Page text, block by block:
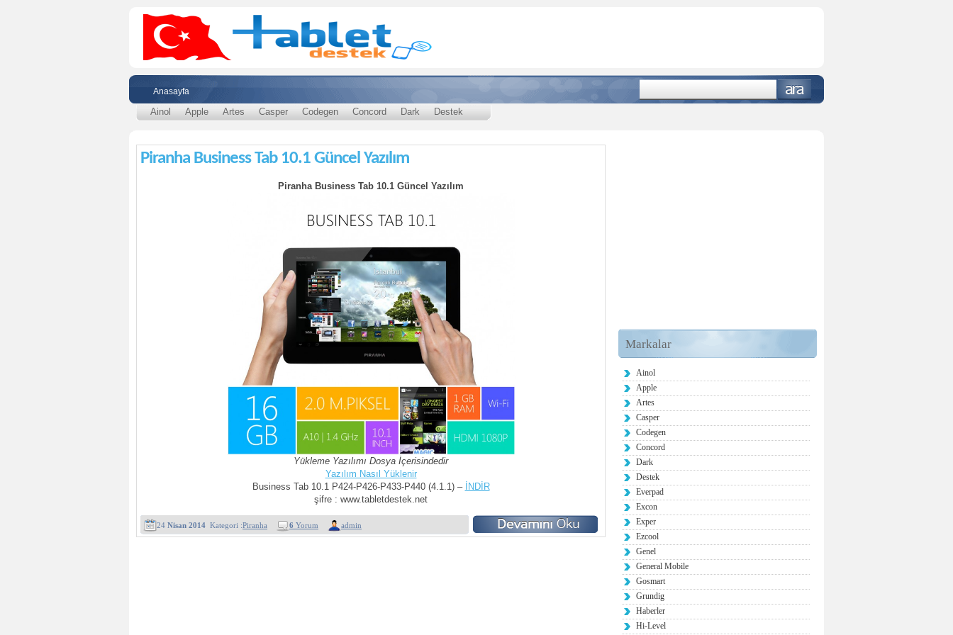
Anasayfa
Ainol Apple Artes Casper Codegen Concord Dark Destek
Piranha Business Tab 10.1 Güncel Yazılım
Piranha Business Tab 10.1 Güncel Yazılım
Yükleme Yazılımı Dosya İçerisindedir
Yazılım Nasıl Yüklenir
Business Tab 10.1 P424-P426-P433-P440 (4.1.1) –
İNDİR
şifre : www.tabletdestek.net
24 Nisan 2014 Kategori :Piranha 6 Yorum admin
Markalar
Ainol
Apple
Artes
Casper
Codegen
Concord
Dark
Destek
Everpad
Excon
Exper
Ezcool
Genel
General Mobile
Gosmart
Grundig
Haberler
Hi-Level